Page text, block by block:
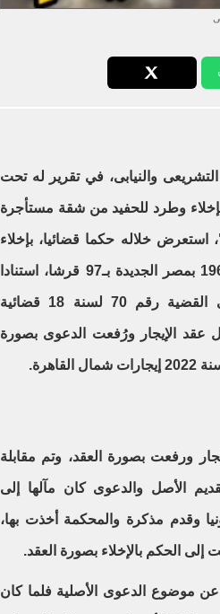
والنيابى، في تقرير له تحت
وطرد للحفيد من شقة مستأجرة
الجديدة إيجارها 97 قرشا"، استعرض خلاله حكما قضائيا، بإخلاء
وطرد للحفيد من شقة مستأجرة منذ عام 1968 بمصر الجديدة بـ97 قرشا، استنادا
وتأسيسا على حكم المحكمة الدستورية فى القضية رقم 70 لسنة 18 قضائية
عقد الإيجار ورُفعت الدعوى بصورة
ورفعت بصورة العقد، وتم مقابلة
الأصل والدعوى كان مآلها إلى
وقدم مذكرة والمحكمة أخذت بها،
الحكم بالإخلاء بصورة العقد.
موضوع الدعوى الأصلية فلما كان